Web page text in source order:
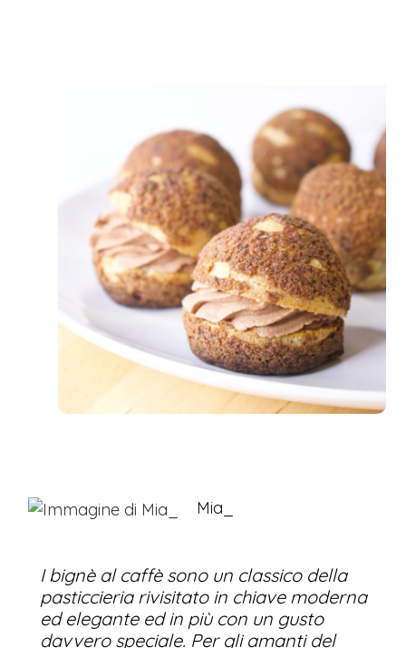
Mia_
I bignè al caffè sono un classico della
pasticcieria rivisitato in chiave moderna
ed elegante ed in più con un gusto
davvero speciale. Per gli amanti del